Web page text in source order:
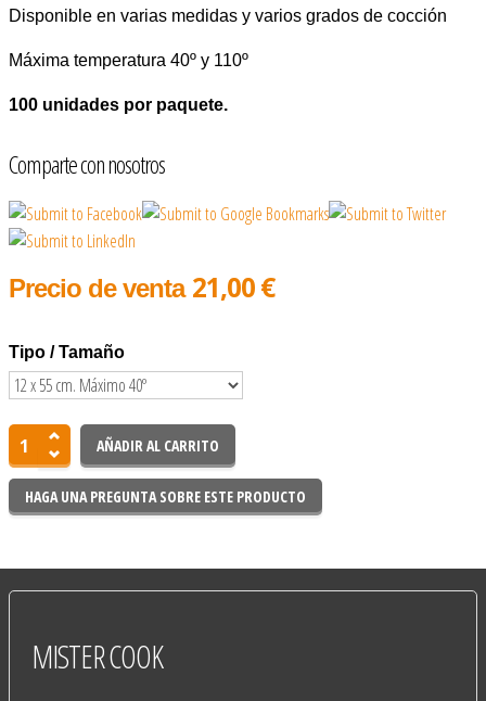
Disponible en varias medidas y varios grados de cocción
Máxima temperatura 40º y 110º
100 unidades por paquete.
Comparte con nosotros
Precio de venta 21,00 €
Tipo / Tamaño
HAGA UNA PREGUNTA SOBRE ESTE PRODUCTO
MISTERCOOK